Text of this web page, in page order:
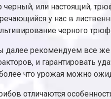
или настоящий,
у нас в
черного
далее рекомендуем все
и гарантировать
что урожая можно
отличаются